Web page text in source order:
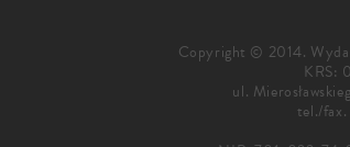
Copyright © 2014.
KRS:
ul.
tel./fax.